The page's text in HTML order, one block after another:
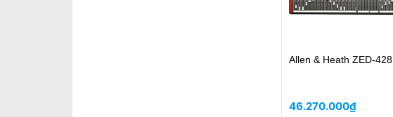
Allen & Heath ZED-428
46.270.000₫